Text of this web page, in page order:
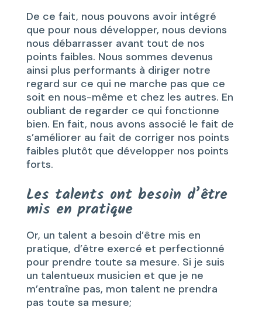
De ce fait, nous pouvons avoir intégré
que pour nous développer, nous devions
nous débarrasser avant tout de nos
points faibles. Nous sommes devenus
ainsi plus performants à diriger notre
regard sur ce qui ne marche pas que ce
soit en nous-même et chez les autres. En
oubliant de regarder ce qui fonctionne
bien. En fait, nous avons associé le fait de
s’améliorer au fait de corriger nos points
faibles plutôt que développer nos points
forts.
Les talents ont besoin d’être
mis en pratique
Or, un talent a besoin d’être mis en
pratique, d’être exercé et perfectionné
pour prendre toute sa mesure. Si je suis
un talentueux musicien et que je ne
m’entraîne pas, mon talent ne prendra
pas toute sa mesure;